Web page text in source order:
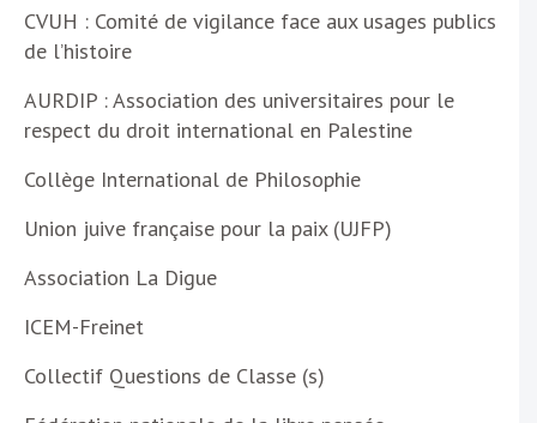
CVUH : Comité de vigilance face aux usages publics
de l’histoire
AURDIP : Association des universitaires pour le
respect du droit international en Palestine
Collège International de Philosophie
Union juive française pour la paix (UJFP)
Association La Digue
ICEM-Freinet
Collectif Questions de Classe (s)